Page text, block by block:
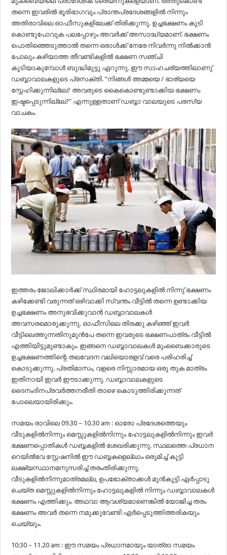
തന്നെ ഇവരിൽ ഭൂരിഭാഗവും പ്രാന്തപ്രദേശങ്ങളിൽ നിന്നും
അതിരാവിലെ ഓഫീസുകളിലേക്ക് തിരിക്കുന്നു. ഉച്ചഭക്ഷണം കൂടി
കൊണ്ടുപോവുക പലപ്പോഴും അവർക്ക് അസാദ്ധ്യമാണ്‌. ഭക്ഷണം
പൊതിഞ്ഞെടുത്താൽ തന്നെ ഒരാൾക്ക് നേരേ നിവർന്നു നിൽക്കാൻ
പോലും കഴിയാത്ത തീവണ്ടികളിൽ ഭക്ഷണ സഞ്ചി
കൂടിയാകുമ്പോൾ ബുദ്ധിമുട്ടു ഏറുന്നു. ഈ സാഹചര്യത്തിലാണു്
ഡബ്ബാവാലകളുടെ പ്രസക്തി. “നിങ്ങൾ അമ്മയെ / ഭാര്യയെ
സ്നേഹിക്കുന്നില്ലേ? അവരുടെ കൈകൊണ്ടുണ്ടാക്കിയ ഭക്ഷണം
ഇഷ്ടപ്പെടുന്നില്ലേ?” എന്നുള്ളതാണ് ഡബ്ബാ വാലയുടെ പരസ്യ
വാചകം.
ഇത്തരം ജോലിക്കാർക്ക് സ്ഥിരമായി ഹോട്ടലുകളിൽ നിന്നു് ഭക്ഷണം
കഴിക്കേണ്ടി വരുന്നത് ഒഴിവാക്കി സ്വന്തം വീട്ടിൽ തന്നെ ഉണ്ടാക്കിയ
ഉച്ചഭക്ഷണം അനുഭവിക്കുവാൻ ഡബ്ബാവാലകൾ
അവസരമൊരുക്കുന്നു. ഓഫീസിലെ തിരക്കു കഴിഞ്ഞ് ഇവർ
വീട്ടിലെത്തുന്നതിനുമുൻപേ തന്നെ ഇവരുടെ ഭക്ഷണപാത്രം വീട്ടിൽ
എത്തിയിട്ടുമുണ്ടാകും. ഇങ്ങനെ ഡബ്ബാവാലകൾ മുംബൈക്കാരുടെ
ഉച്ചഭക്ഷണത്തിന്റെ തലവേദന വലിയൊരളവ് വരെ പരിഹരിച്ച്
കൊടുക്കുന്നു. പ്രതിമാസം, വളരെ നിസ്സാരമായ ഒരു തുക മാത്രം
ഇതിനായി ഇവർ ഈടാക്കുന്നു. ഡബ്ബാവാലകളുടെ
ദൈനംദിനപ്രവർത്തനരീതി താഴെ കൊടുത്തിരിക്കുന്നത്
പോലെയായിരിക്കും.
സമയം രാവിലെ 09.30 – 10.30 am : ഓരോ പ്രദേശത്തെയും
വീടുകളിൽനിന്നും മെസ്സുകളിൽനിന്നും ഹോട്ടലുകളിൽനിന്നും ഇവർ
ഭക്ഷണപ്പൊതികൾ ഡബ്ബകളിൽ ശേഖരിക്കുന്നു. സ്ഥലത്തെ പ്രധാന
റെയിൽ‌വേ സ്റ്റേഷനിൽ ഈ ഡബ്ബകളെല്ലാം ഒരുമിച്ച് കൂട്ടി
ലക്ഷ്യസ്ഥാനമനുസരിച്ച് തരംതിരിക്കുന്നു.
വീടുകളിൽനിന്നുമാത്രമല്ല, ഉപഭോക്താക്കൾ മുൻ‌കൂട്ടി ഏർപ്പാടു
ചെയ്ത മെസ്സുകളിൽനിന്നും ഹോട്ടലുകളിൽ നിന്നും ഡബ്ബാവാലകൾ
ഭക്ഷണം എത്തിക്കും. അഥവാ ആവശ്യമാണെങ്കിൽ യോജിച്ച തരം
ഭക്ഷണം അവർ തന്നെ നമുക്കുവേണ്ടി ഏർപ്പെടുത്തിത്തരികയും
ചെയ്യും.
10:30 – 11.20 am : ഈ സമയം പ്രധാനമായും യാത്രാ സമയം